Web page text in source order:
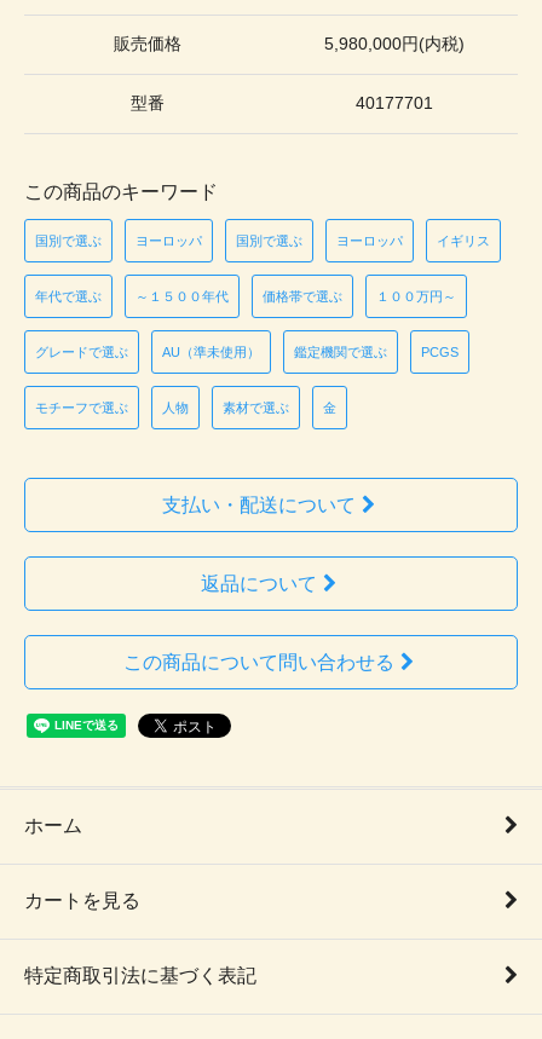
販売価格 5,980,000円(内税)
型番 40177701
この商品のキーワード
国別で選ぶ ヨーロッパ 国別で選ぶ ヨーロッパ イギリス
年代で選ぶ ～１５００年代 価格帯で選ぶ １００万円～
グレードで選ぶ AU（準未使用） 鑑定機関で選ぶ PCGS
モチーフで選ぶ 人物 素材で選ぶ 金
支払い・配送について
返品について
この商品について問い合わせる
ホーム
カートを見る
特定商取引法に基づく表記